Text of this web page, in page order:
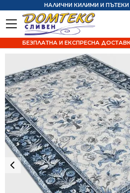
НАЛИЧНИ КИЛИМИ И
БЕЗПЛАТНА И ЕКСПРЕСНА